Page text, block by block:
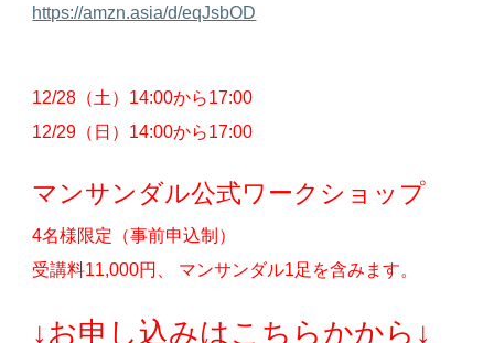
https://amzn.asia/d/eqJsbOD
12/28（土） 14:00から17:00
12/29 （ 日 ） 14:00から17:00
マンサンダル公式ワークショップ
4名様限定（事前申込制）
受講料11,000円、 マンサンダル1足を含みます。
↓ お申し込みはこちらかから ↓